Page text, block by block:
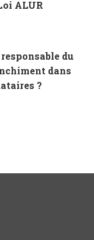
ALUR
du
dans
?